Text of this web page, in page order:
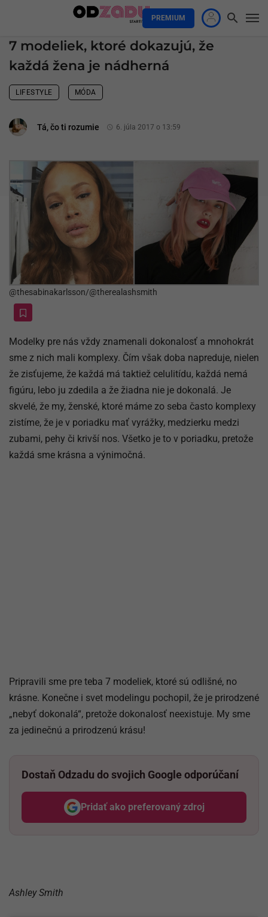
PREMIUM
7 modeliek, ktoré dokazujú, že
každá žena je nádherná
LIFESTYLE MÓDA
Tá, čo ti rozumie 6. júla 2017 o 13:59
@thesabinakarlsson/@therealashsmith
Modelky pre nás vždy znamenali dokonalosť a mnohokrát
sme z nich mali komplexy. Čím však doba napreduje, nielen
že zisťujeme, že každá má taktiež celulitídu, každá nemá
figúru, lebo ju zdedila a že žiadna nie je dokonalá. Je
skvelé, že my, ženské, ktoré máme zo seba často komplexy
zistíme, že je v poriadku mať vyrážky, medzierku medzi
zubami, pehy či krivší nos. Všetko je to v poriadku, pretože
každá sme krásna a výnimočná.
Pripravili sme pre teba 7 modeliek, ktoré sú odlišné, no
krásne. Konečne i svet modelingu pochopil, že je prirodzené
„nebyť dokonalá“, pretože dokonalosť neexistuje. My sme
za jedinečnú a prirodzenú krásu!
Dostaň Odzadu do svojich Google odporúčaní
Pridať ako preferovaný zdroj
Odzadu, odkaz sa otvorí v
Ashley Smith